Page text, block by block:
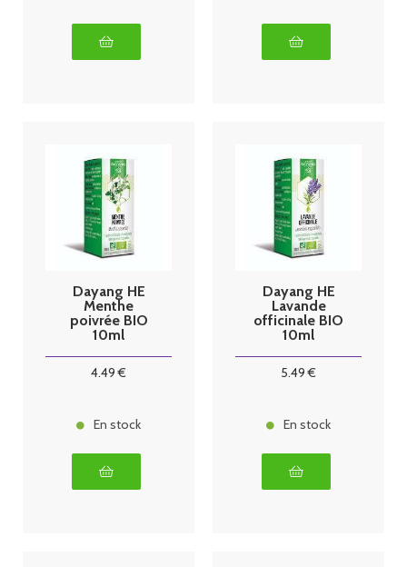
Dayang HE
Menthe
poivrée BIO
10ml
4.49 €
En stock
Dayang HE
Lavande
officinale BIO
10ml
5.49 €
En stock